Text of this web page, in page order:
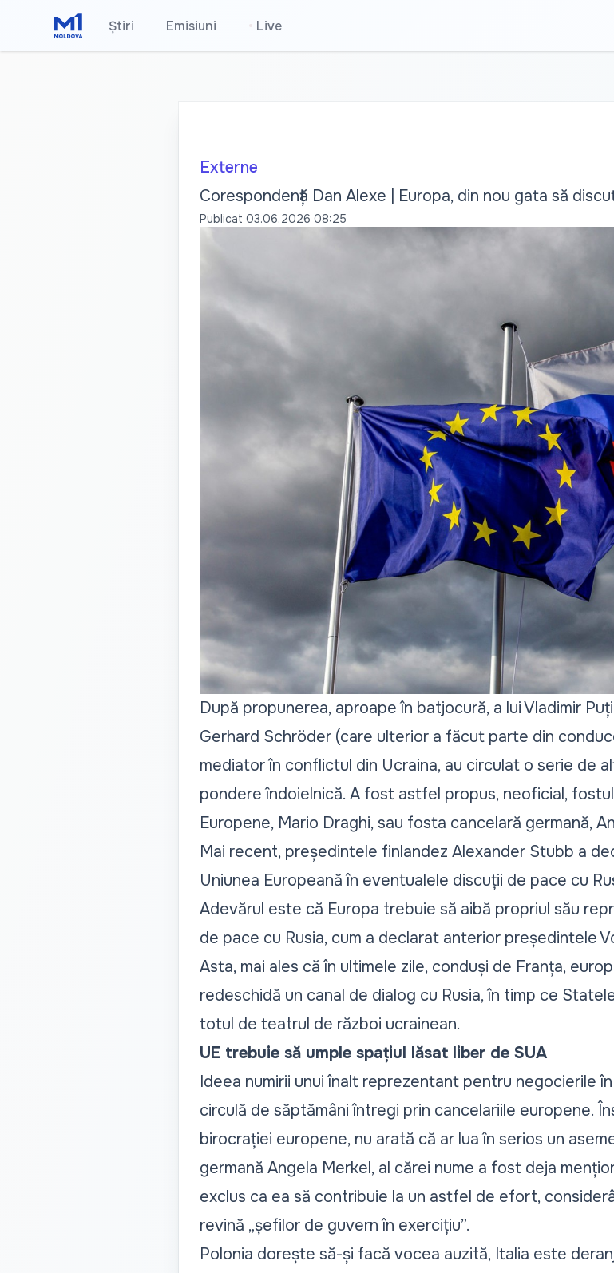
Știri Emisiuni Live
Externe
Corespondență Dan Alexe | Europa, din nou gata să
Publicat 03.06.2026 08:25
După propunerea, aproape în batjocură, a lui Vladimir
Gerhard Schröder (care ulterior a făcut parte din
mediator în conflictul din Ucraina, au circulat o serie de
pondere îndoielnică. A fost astfel propus, neoficial,
Europene, Mario Draghi, sau fosta cancelară germană,
Mai recent, președintele finlandez Alexander Stubb a
Uniunea Europeană în eventualele discuții de pace cu
Adevărul este că Europa trebuie să aibă propriul său
de pace cu Rusia, cum a declarat anterior președintele
Asta, mai ales că în ultimele zile, conduși de Franța,
redeschidă un canal de dialog cu Rusia, în timp ce
totul de teatrul de război ucrainean.
UE trebuie să umple spațiul lăsat liber de SUA
Ideea numirii unui înalt reprezentant pentru negocierile
circulă de săptămâni întregi prin cancelariile europene.
birocrației europene, nu arată că ar lua în serios un
germană Angela Merkel, al cărei nume a fost deja
exclus ca ea să contribuie la un astfel de efort,
revină „șefilor de guvern în exercițiu”.
Polonia dorește să-și facă vocea auzită, Italia este